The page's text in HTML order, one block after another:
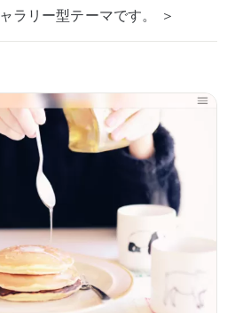
ラリー型テーマです。 ＞